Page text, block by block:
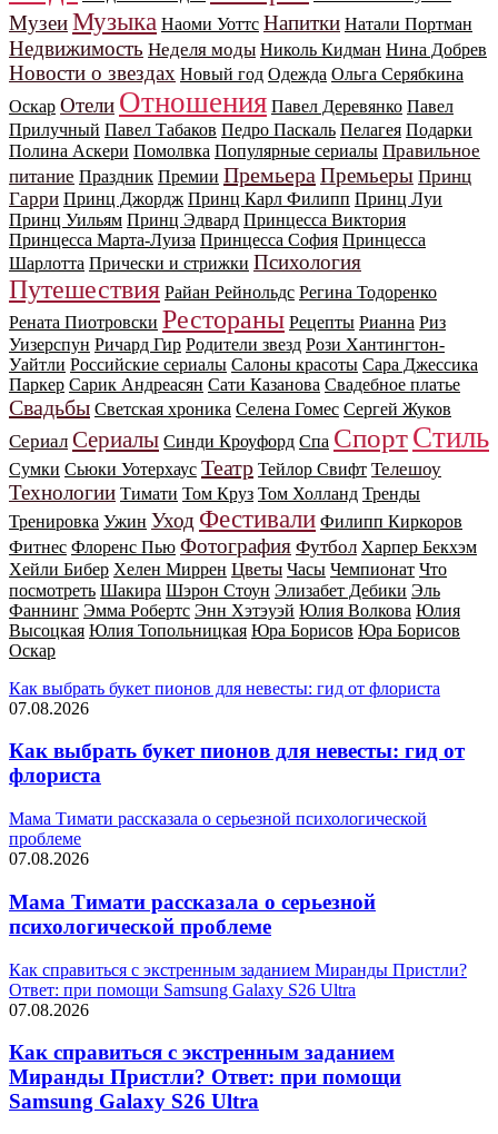
МузеиМузыка Наоми Уоттс Напитки Натали Портман
Недвижимость Неделя моды Николь Кидман Нина Добрев
Новости о звездах Новый год Одежда Ольга Серябкина
Оскар Отели Отношения Павел Деревянко Павел
Прилучный Павел Табаков Педро Паскаль Пелагея Подарки
Полина Аскери Помолвка Популярные сериалы Правильное
питание Праздник Премии Премьера Премьеры Принц
Гарри Принц Джордж Принц Карл Филипп Принц Луи
Принц Уильям Принц Эдвард Принцесса Виктория
Принцесса Марта-Луиза Принцесса София Принцесса
Шарлотта Прически и стрижки Психология
Путешествия Райан Рейнольдс Регина Тодоренко
Рената Пиотровски Рестораны Рецепты Рианна Риз
Уизерспун Ричард Гир Родители звезд Рози Хантингтон-
Уайтли Российские сериалы Салоны красоты Сара Джессика
Паркер Сарик Андреасян Сати Казанова Свадебное платье
Свадьбы Светская хроника Селена Гомес Сергей Жуков
Сериал Сериалы Синди Кроуфорд Спа СпортСтиль
Сумки Сьюки Уотерхаус Театр Тейлор Свифт Телешоу
Технологии Тимати Том Круз Том Холланд Тренды
Тренировка Ужин Уход Фестивали Филипп Киркоров
Фитнес Флоренс Пью Фотография Футбол Харпер Бекхэм
Хейли Бибер Хелен Миррен Цветы Часы Чемпионат Что
посмотреть Шакира Шэрон Стоун Элизабет Дебики Эль
Фаннинг Эмма Робертс Энн Хэтэуэй Юлия Волкова Юлия
Высоцкая Юлия Топольницкая Юра Борисов Юра Борисов
Оскар
Как выбрать букет пионов для невесты: гид от флориста
07.08.2026
Как выбрать букет пионов для невесты: гид от
флориста
Мама Тимати рассказала о серьезной психологической
проблеме
07.08.2026
Мама Тимати рассказала о серьезной
психологической проблеме
Как справиться с экстренным заданием Миранды Пристли?
Ответ: при помощи Samsung Galaxy S26 Ultra
07.08.2026
Как справиться с экстренным заданием
Миранды Пристли? Ответ: при помощи
Samsung Galaxy S26 Ultra